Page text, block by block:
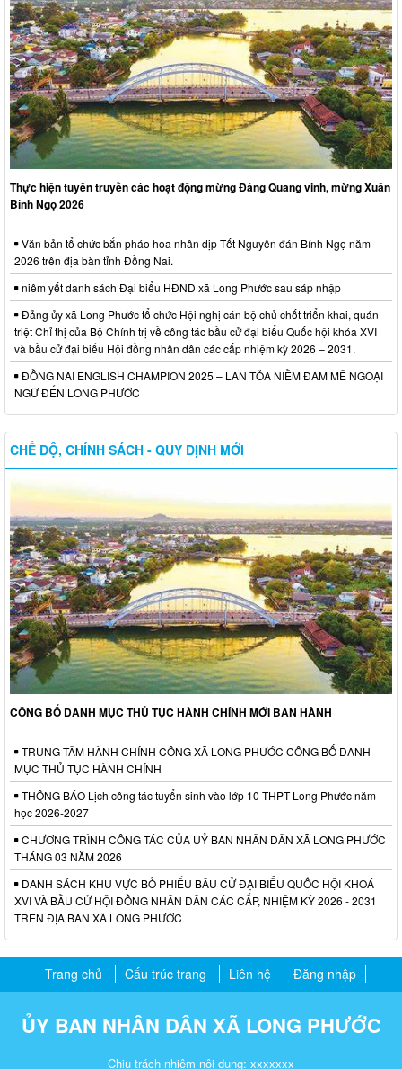
Thực hiện tuyên truyền các hoạt động mừng Đảng Quang vinh, mừng Xuân
Bính Ngọ 2026
Văn bản tổ chức bắn pháo hoa nhân dịp Tết Nguyên đán Bính Ngọ năm
2026 trên địa bàn tỉnh Đồng Nai.
niêm yết danh sách Đại biểu HĐND xã Long Phước sau sáp nhập
Đảng ủy xã Long Phước tổ chức Hội nghị cán bộ chủ chốt triển khai, quán
triệt Chỉ thị của Bộ Chính trị về công tác bầu cử đại biểu Quốc hội khóa XVI
và bầu cử đại biểu Hội đồng nhân dân các cấp nhiệm kỳ 2026 – 2031.
ĐỒNG NAI ENGLISH CHAMPION 2025 – LAN TỎA NIỀM ĐAM MÊ NGOẠI
NGỮ ĐẾN LONG PHƯỚC
CHẾ ĐỘ, CHÍNH SÁCH - QUY ĐỊNH MỚI
CÔNG BỐ DANH MỤC THỦ TỤC HÀNH CHÍNH MỚI BAN HÀNH
TRUNG TÂM HÀNH CHÍNH CÔNG XÃ LONG PHƯỚC CÔNG BỐ DANH
MỤC THỦ TỤC HÀNH CHÍNH
THÔNG BÁO Lịch công tác tuyển sinh vào lớp 10 THPT Long Phước năm
học 2026-2027
CHƯƠNG TRÌNH CÔNG TÁC CỦA UỶ BAN NHÂN DÂN XÃ LONG PHƯỚC
THÁNG 03 NĂM 2026
DANH SÁCH KHU VỰC BỎ PHIẾU BẦU CỬ ĐẠI BIỂU QUỐC HỘI KHOÁ
XVI VÀ BẦU CỬ HỘI ĐỒNG NHÂN DÂN CÁC CẤP, NHIỆM KỲ 2026 - 2031
TRÊN ĐỊA BÀN XÃ LONG PHƯỚC
Trang chủ Cấu trúc trang Liên hệ Đăng nhập
ỦY BAN NHÂN DÂN XÃ LONG PHƯỚC
Chịu trách nhiệm nội dung: xxxxxxx